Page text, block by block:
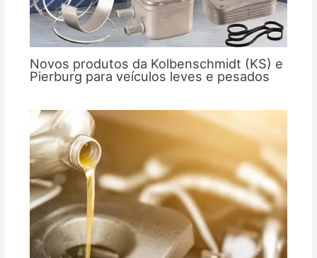
Novos produtos da Kolbenschmidt (KS) e
Pierburg para veículos leves e pesados